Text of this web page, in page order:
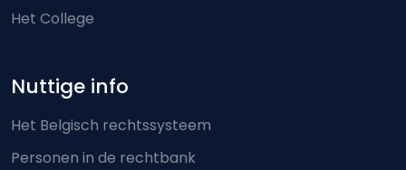
Het College
Nuttige info
Het Belgisch rechtssysteem
Personen in de rechtbank